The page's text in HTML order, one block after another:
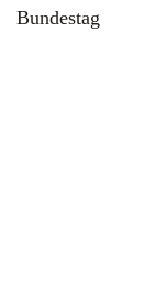
Bundestag